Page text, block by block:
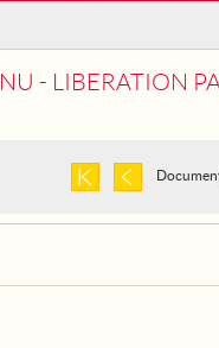
- LIBERATION